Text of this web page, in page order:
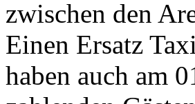
zwischen den
Einen Ersatz
haben auch am